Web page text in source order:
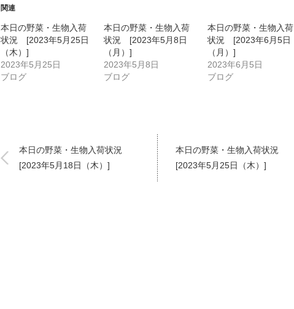
関連
本日の野菜・生物入荷
状況 [2023年5月25日
（木）]
2023年5月25日
ブログ
本日の野菜・生物入荷
状況 [2023年5月8日
（月）]
2023年5月8日
ブログ
本日の野菜・生物入荷
状況 [2023年6月5日
（月）]
2023年6月5日
ブログ
本日の野菜・生物入荷状況
[2023年5月18日（木）]
本日の野菜・生物入荷状況
[2023年5月25日（木）]